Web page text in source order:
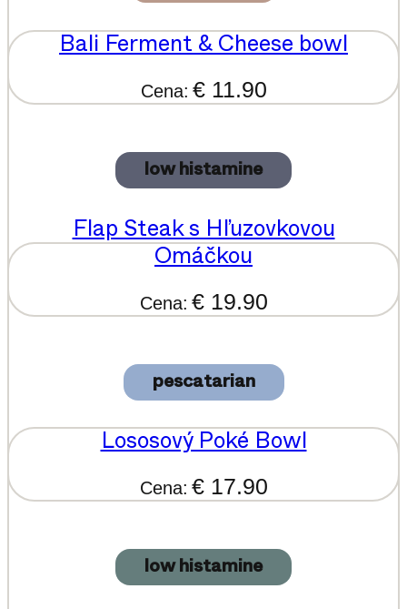
Bali Ferment & Cheese bowl
Cena: € 11.90
low histamine
Flap Steak s Hľuzovkovou
Omáčkou
Cena: € 19.90
pescatarian
Lososový Poké Bowl
Cena: € 17.90
low histamine